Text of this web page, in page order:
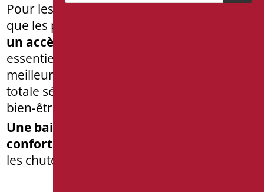
Pour les personnes à mobilité réduite telles
que les personnes âgées et handicapées,
un accès rapide et sûr à la baignoire
essentiel. Les baignoires avec porte sont la
meilleure solution pour un sentiment de
totale sécurité totale, confort, détente et
bien-être.
Une baignoire avec porte a une assise
confortable
les chutes dues à l’environnement glissant.